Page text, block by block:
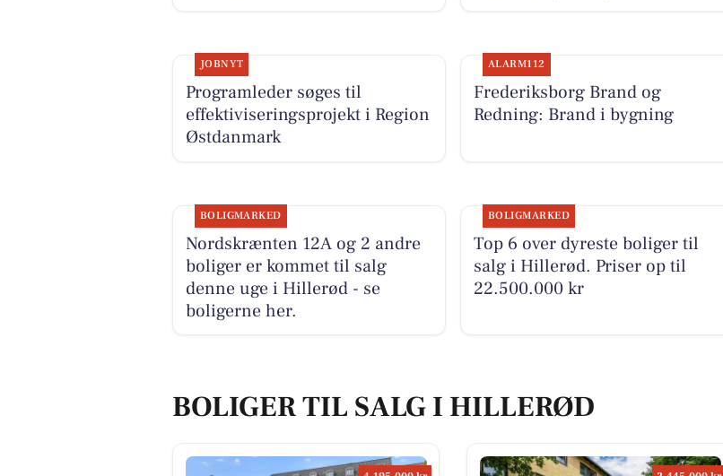
JOBNYT
Programleder søges til
effektiviseringsprojekt i Region
Østdanmark
ALARM112
Frederiksborg Brand og
Redning: Brand i bygning
BOLIGMARKED
Nordskrænten 12A og 2 andre
boliger er kommet til salg
denne uge i Hillerød - se
boligerne her.
BOLIGMARKED
Top 6 over dyreste boliger til
salg i Hillerød. Priser op til
22.500.000 kr
BOLIGER TIL SALG I HILLERØD